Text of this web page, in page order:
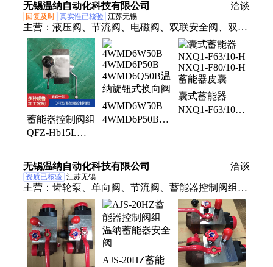
阀组
45DD,电磁脉冲
阀
无锡温纳自动化科技有限公司 洽谈
回复及时 真实性已核验 江苏无锡
主营： 液压阀、节流阀、电磁阀、双联安全阀、双联
阀、电机刹车、电磁制动器、电磁失电制动器
蓄能器控制阀组
QFZ-Hb15L
QFZ-Hb40L 安
全阀
4WMD6W50B
4WMD6P50B
囊式蓄能器
NXQ1-F63/10-H
无锡温纳自动化科技有限公司 洽谈
资质已核验 江苏无锡
主营： 齿轮泵、单向阀、节流阀、蓄能器控制阀组、
离合器、电磁阀、液压站、冷却器、油冷机、泵装
置、高压油泵、液压系统、矿用隔爆、大流量人、齿
轮油泵、防爆电磁、液压油泵、电磁离合、电磁脉冲
阀、电磁制动器、高压液压泵、通电制动器、板式换
热器、压力表开关、单向截止阀、电磁换向阀
AJS-20HZ蓄能